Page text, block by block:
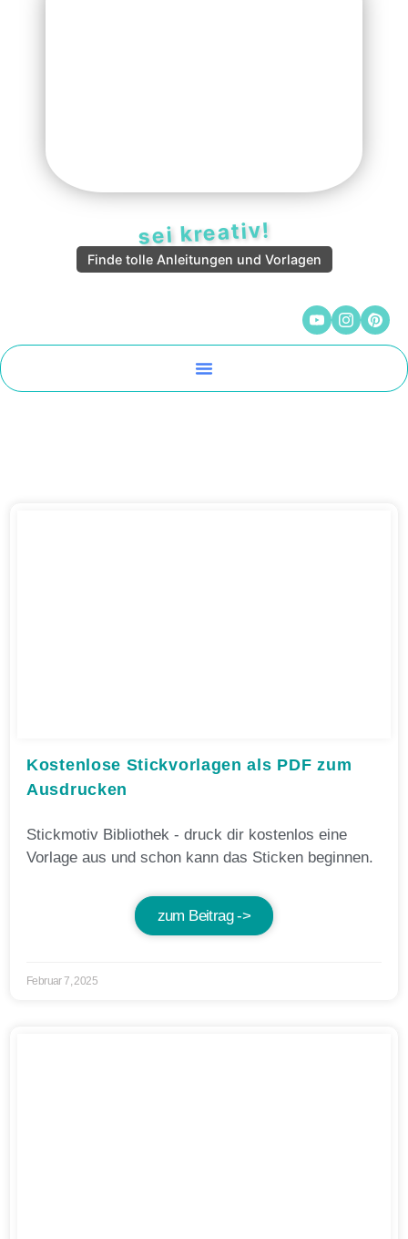
sei kreativ!
Finde tolle Anleitungen und Vorlagen
Kostenlose Stickvorlagen als PDF zum
Ausdrucken
Stickmotiv Bibliothek - druck dir kostenlos eine
Vorlage aus und schon kann das Sticken beginnen.
zum Beitrag ->
Februar 7, 2025